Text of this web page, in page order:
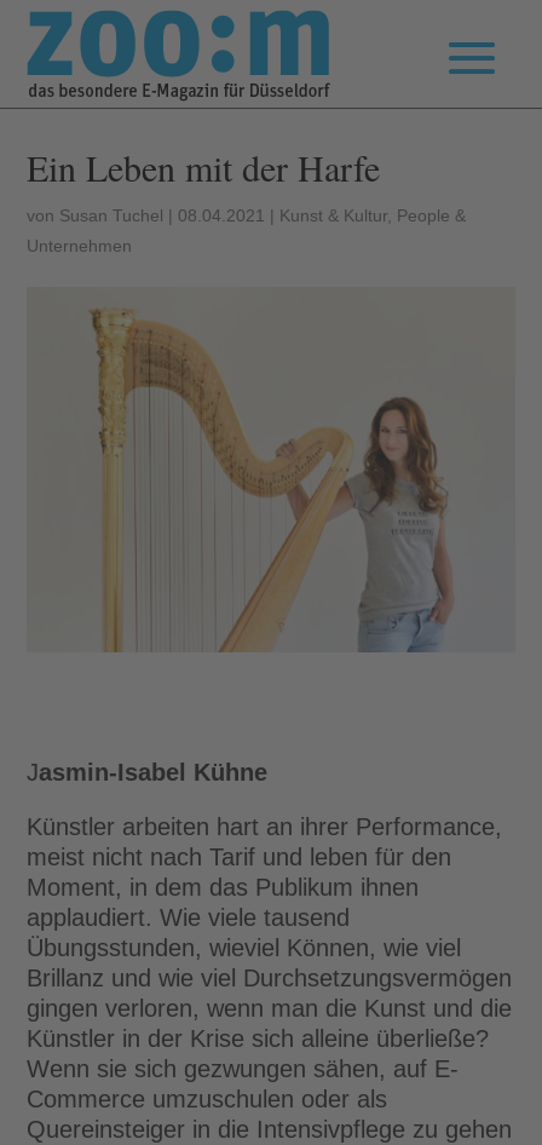
Ein Leben mit der Harfe
von Susan Tuchel | 08.04.2021 | Kunst & Kultur People &
Unternehmen
Jasmin-Isabel Kühne
Künstler arbeiten hart an ihrer Performance,
meist nicht nach Tarif und leben für den
Moment, in dem das Publikum ihnen
applaudiert. Wie viele tausend
Übungsstunden, wieviel Können, wie viel
Brillanz und wie viel Durchsetzungsvermögen
gingen verloren, wenn man die Kunst und die
Künstler in der Krise sich alleine überließe?
Wenn sie sich gezwungen sähen, auf E-
Commerce umzuschulen oder als
Quereinsteiger in die Intensivpflege zu gehen